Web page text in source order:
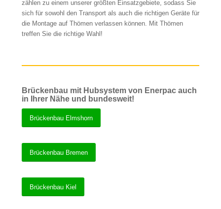
zählen zu einem unserer größten Einsatzgebiete, sodass Sie
sich für sowohl den Transport als auch die richtigen Geräte für
die Montage auf Thömen verlassen können. Mit Thömen
treffen Sie die richtige Wahl!
Brückenbau mit Hubsystem von Enerpac auch
in Ihrer Nähe und bundesweit!
Brückenbau Elmshorn
Brückenbau Bremen
Brückenbau Kiel